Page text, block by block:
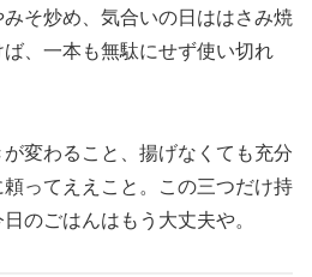
そ炒め、気合いの日ははさみ焼
、一本も無駄にせず使い切れ
変わること、揚げなくても充分
ってええこと。この三つだけ持
のごはんはもう大丈夫や。